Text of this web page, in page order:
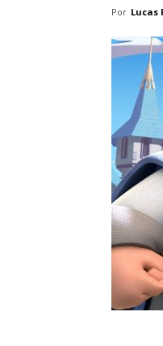
Por Lucas